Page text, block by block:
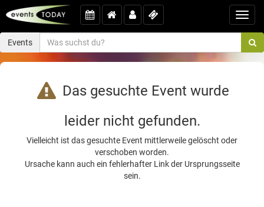
Events
Das gesuchte Event wurde
leider nicht gefunden.
Vielleicht ist das gesuchte Event mittlerweile gelöscht oder
verschoben worden.
Ursache kann auch ein fehlerhafter Link der Ursprungsseite
sein.